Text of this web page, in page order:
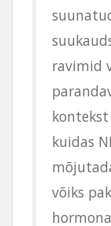
ravimid
kuidas
võiks